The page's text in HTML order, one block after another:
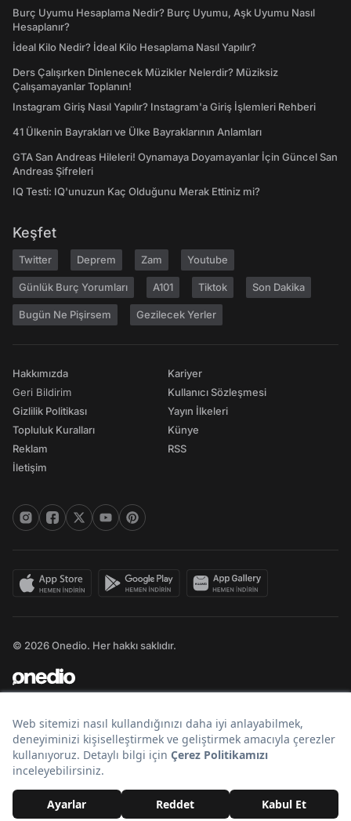
Burç Uyumu Hesaplama Nedir? Burç Uyumu, Aşk Uyumu Nasıl
Hesaplanır?
İdeal Kilo Nedir? İdeal Kilo Hesaplama Nasıl Yapılır?
Ders Çalışırken Dinlenecek Müzikler Nelerdir? Müziksiz
Çalışamayanlar Toplanın!
Instagram Giriş Nasıl Yapılır? Instagram'a Giriş İşlemleri Rehberi
41 Ülkenin Bayrakları ve Ülke Bayraklarının Anlamları
GTA San Andreas Hileleri! Oynamaya Doyamayanlar İçin Güncel San
Andreas Şifreleri
IQ Testi: IQ'unuzun Kaç Olduğunu Merak Ettiniz mi?
Keşfet
Twitter Deprem Zam Youtube
Günlük Burç Yorumları A101 Tiktok Son Dakika
Bugün Ne Pişirsem Gezilecek Yerler
Hakkımızda
Geri Bildirim
Gizlilik Politikası
Topluluk Kuralları
Reklam
İletişim
Kariyer
Kullanıcı Sözleşmesi
Yayın İlkeleri
Künye
RSS
© 2026 Onedio. Her hakkı saklıdır.
Bir markasıdır.